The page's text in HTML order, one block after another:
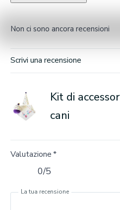
Non ci sono ancora recensioni
Scrivi una recensione
Kit di
cani
Valutazione*
0/5
La tua recensione